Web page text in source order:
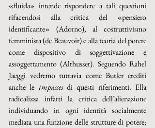
«fluida» intende rispondere a tali questioni
rifacendosi alla critica del «pensiero
identificante» (Adorno), al costruttivismo
femminista (de Beauvoir) e alla teoria del potere
come dispositivo di soggettivazione e
assoggettamento (Althusser). Seguendo Rahel
Jaeggi vedremo tuttavia come Butler erediti
anche le impasses di questi riferimenti. Ella
radicalizza infatti la critica dell’alienazione
individuando in ogni identità socialmente
mediata una funzione delle strutture di potere;